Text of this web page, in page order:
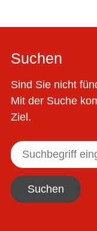
Suchen
Sind Sie nicht
Mit der Suche
Ziel.
Suchen